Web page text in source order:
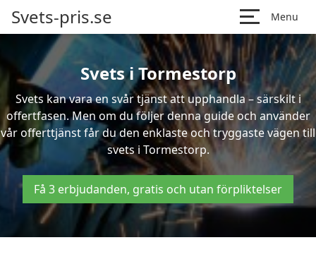
Svets-pris.se Menu
Svets i Tormestorp
Svets kan vara en svår tjänst att upphandla – särskilt i
offertfasen. Men om du följer denna guide och använder
vår offerttjänst får du den enklaste och tryggaste vägen till
svets i Tormestorp.
Få 3 erbjudanden, gratis och utan förpliktelser